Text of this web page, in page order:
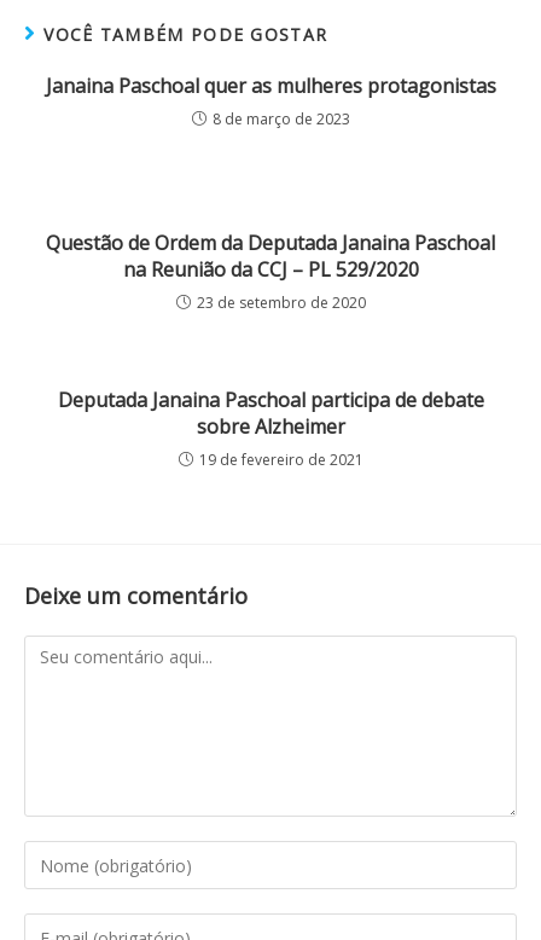
VOCÊ TAMBÉM PODE GOSTAR
Janaina Paschoal quer as mulheres protagonistas
8 de março de 2023
Questão de Ordem da Deputada Janaina Paschoal
na Reunião da CCJ – PL 529/2020
23 de setembro de 2020
Deputada Janaina Paschoal participa de debate
sobre Alzheimer
19 de fevereiro de 2021
Deixe um comentário